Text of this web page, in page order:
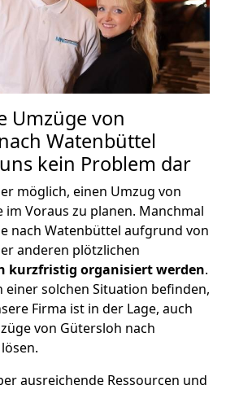
Umzüge von
Watenbüttel
kein Problem dar
möglich, einen Umzug von
im Voraus zu planen. Manchmal
nach Watenbüttel aufgrund von
anderen plötzlichen
kurzfristig organisiert werden.
einer solchen Situation befinden,
Firma ist in der Lage, auch
von Gütersloh nach
ausreichende Ressourcen und